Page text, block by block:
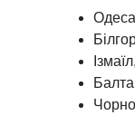
Ізмаїл,